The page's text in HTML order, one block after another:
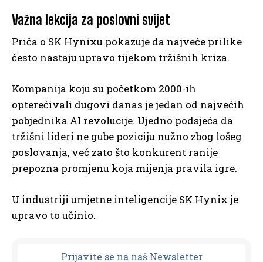
Važna lekcija za poslovni svijet
Priča o SK Hynixu pokazuje da najveće prilike
često nastaju upravo tijekom tržišnih kriza.
Kompanija koju su početkom 2000-ih
opterećivali dugovi danas je jedan od najvećih
pobjednika AI revolucije. Ujedno podsjeća da
tržišni lideri ne gube poziciju nužno zbog lošeg
poslovanja, već zato što konkurent ranije
prepozna promjenu koja mijenja pravila igre.
U industriji umjetne inteligencije SK Hynix je
upravo to učinio.
Prijavite se na naš Newsletter